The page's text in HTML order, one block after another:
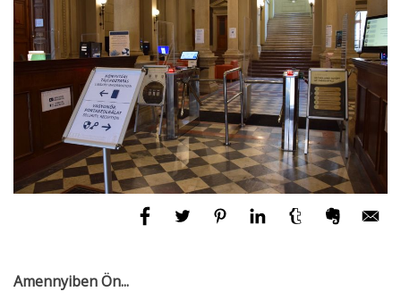
Amennyiben Ön...